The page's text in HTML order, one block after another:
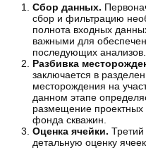
Сбор данных.
сбор и фильтрацию
полнота входных
важными для
последующих анализов.
Разбивка
заключается в
месторождения на
данном этапе
размещение проектных
фонда скважин.
Оценка ячейки. Третий
детальную оценку